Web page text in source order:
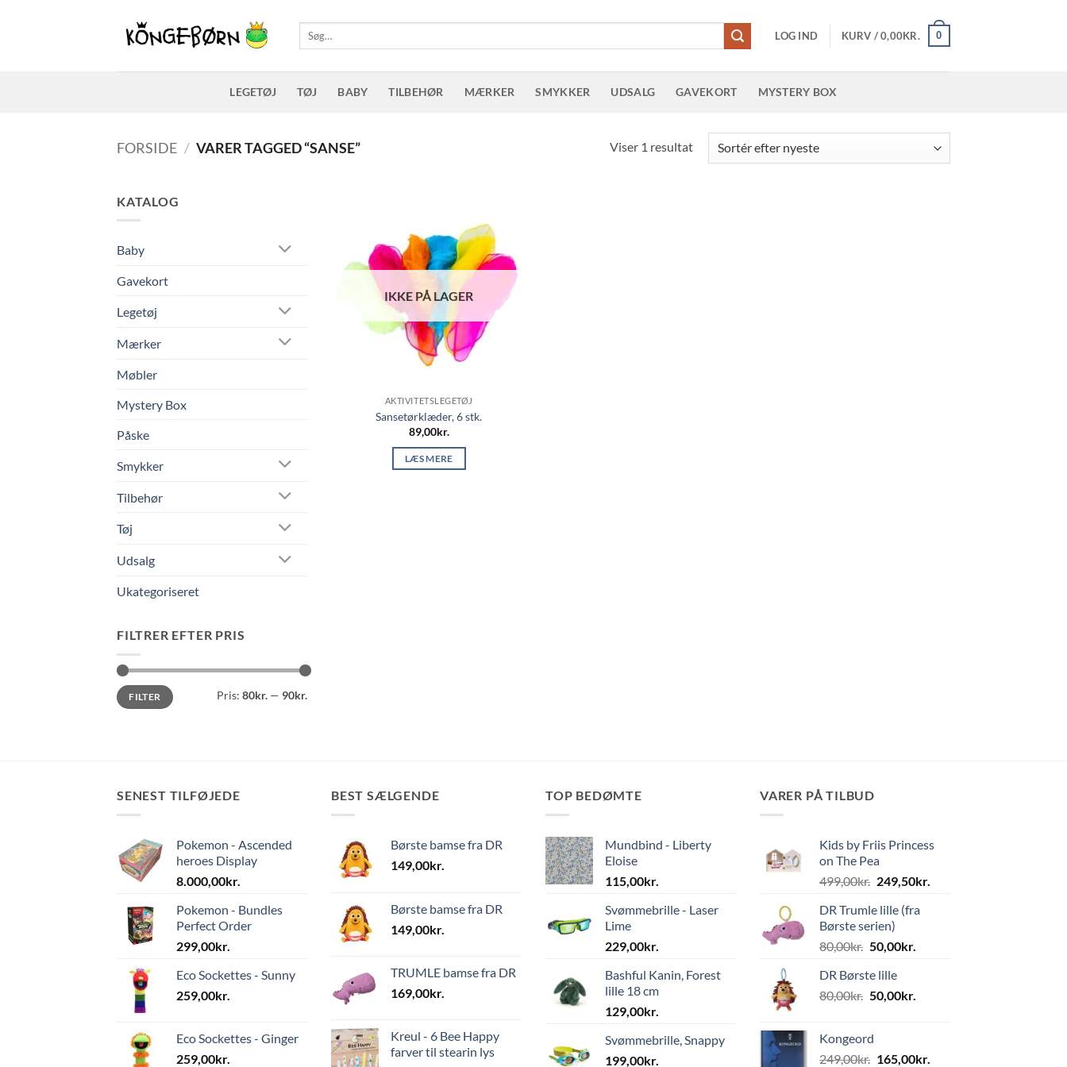
Søg
efter:
LOG IND KURV /0,00KR. 0
LEGETØJ TØJ BABY TILBEHØR MÆRKER SMYKKER UDSALG GAVEKORT MYSTERY BOX
FORSIDE / VARER TAGGED “SANSE” Viser 1 resultat
KATALOG
Baby
Gavekort
Legetøj
Mærker
Møbler
Mystery Box
Påske
Smykker
Tilbehør
Tøj
Udsalg
Ukategoriseret
FILTRER EFTER PRIS
Mindste
pris
Højeste
prisFILTER Pris: 80kr. — 90kr.
IKKE PÅ LAGER
AKTIVITETSLEGETØJ
Sansetørklæder, 6 stk.
89,00kr.
LÆS MERE
SENEST TILFØJEDE
Pokemon - Ascended
heroes Display
8.000,00kr.
Pokemon - Bundles
Perfect Order
299,00kr.
Eco Sockettes - Sunny
259,00kr.
Eco Sockettes - Ginger
259,00kr.
BEST SÆLGENDE
Børste bamse fra DR
149,00kr.
Børste bamse fra DR
149,00kr.
TRUMLE bamse fra DR
169,00kr.
Kreul - 6 Bee Happy
farver til stearin lys
TOP BEDØMTE
Mundbind - Liberty
Eloise
115,00kr.
Svømmebrille - Laser
Lime
229,00kr.
Bashful Kanin, Forest
lille 18 cm
129,00kr.
Svømmebrille, Snappy
199,00kr.
VARER PÅ TILBUD
Kids by Friis Princess
on The Pea
499,00kr. Den
pris
var:
499,00kr..
249,50kr.
DR Trumle lille (fra
Børste serien)
80,00kr. Den
pris
var:
50,00kr.
er:
DR Børste lille
80,00kr. Den
var:
80,00kr..
50,00kr.
50,00kr..
Kongeord
249,00kr. Den
165,00kr.